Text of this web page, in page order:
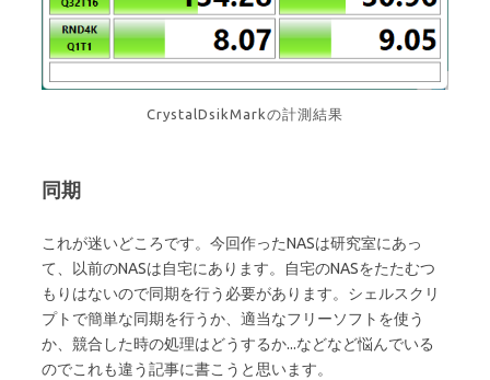
CrystalDsikMarkの計測結果
同期
これが迷いどころです。今回作ったNASは研究室にあっ
て、以前のNASは自宅にあります。自宅のNASをたたむつ
もりはないので同期を行う必要があります。シェルスクリ
プトで簡単な同期を行うか、適当なフリーソフトを使う
か、競合した時の処理はどうするか...などなど悩んでいる
のでこれも違う記事に書こうと思います。